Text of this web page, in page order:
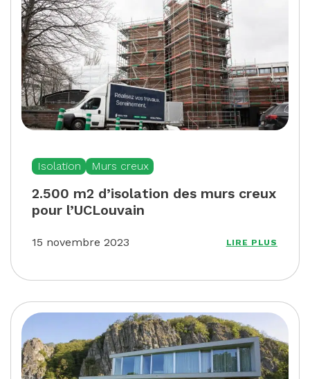
Isolation Murs creux
2.500 m2 d’isolation des murs creux
pour l’UCLouvain
15 novembre 2023 LIRE PLUS